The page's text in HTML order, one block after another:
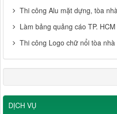
Thi công Alu mặt dựng, tòa
Làm bảng quảng cáo TP. HCM
Thi công Logo chữ nổi tòa nhà
DỊCH VỤ